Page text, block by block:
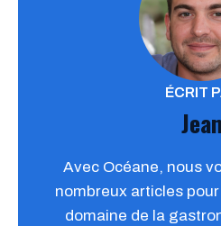
ÉCRIT
Jean
Avec Océane, nous
nombreux articles
domaine de la